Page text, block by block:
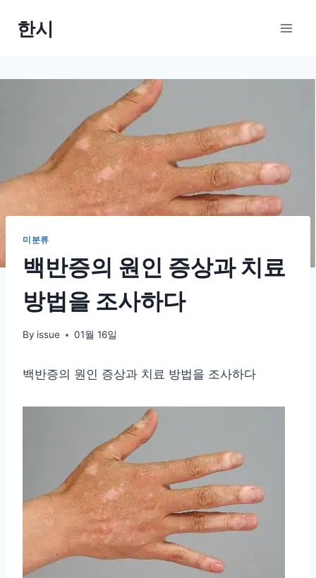
한시
미분류
백반증의 원인 증상과 치료
방법을 조사하다
By issue 01월 16일
백반증의 원인 증상과 치료 방법을 조사하다